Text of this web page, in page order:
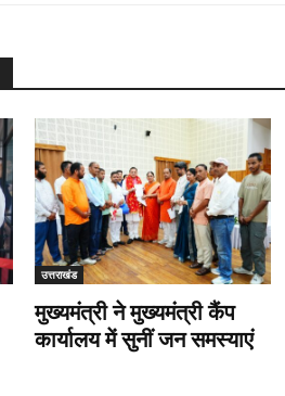
उत्तराखंड
मुख्यमंत्री ने मुख्यमंत्री कैंप
कार्यालय में सुनीं जन समस्याएं